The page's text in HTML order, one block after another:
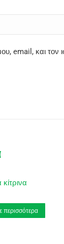
email, και τον
κίτρινα
περισσότερα